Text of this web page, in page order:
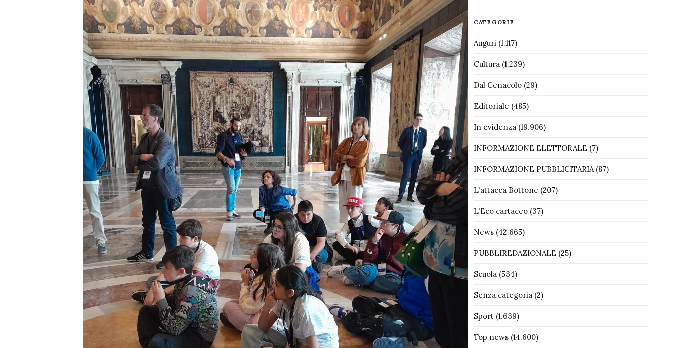
CATEGORIE
Auguri(1.117)
Cultura(1.239)
Dal Cenacolo(29)
Editoriale (485)
In evidenza(19.906)
INFORMAZIONE ELETTORALE(7)
INFORMAZIONE PUBBLICITARIA(87)
L'attacca Bottone (207)
L'Eco cartaceo(37)
News(42.665)
PUBBLIREDAZIONALE(25)
Scuola(534)
Senza categoria(2)
Sport(1.639)
Top news(14.600)